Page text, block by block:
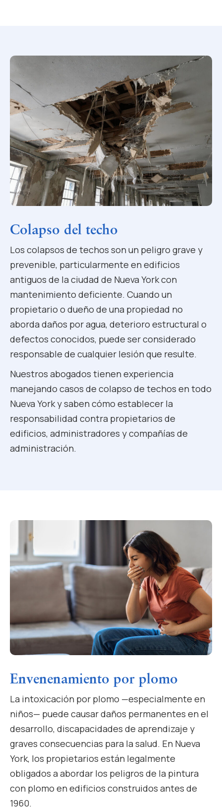
Colapso del techo
Los colapsos de techos son un peligro grave y
prevenible, particularmente en edificios
antiguos de la ciudad de Nueva York con
mantenimiento deficiente. Cuando un
propietario o dueño de una propiedad no
aborda daños por agua, deterioro estructural o
defectos conocidos, puede ser considerado
responsable de cualquier lesión que resulte.
Nuestros abogados tienen experiencia
manejando casos de colapso de techos en todo
Nueva York y saben cómo establecer la
responsabilidad contra propietarios de
edificios, administradores y compañías de
administración.
Envenenamiento por plomo
La intoxicación por plomo —especialmente en
niños— puede causar daños permanentes en el
desarrollo, discapacidades de aprendizaje y
graves consecuencias para la salud. En Nueva
York, los propietarios están legalmente
obligados a abordar los peligros de la pintura
con plomo en edificios construidos antes de
1960.